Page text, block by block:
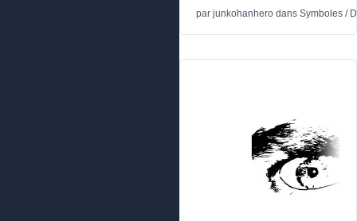
par junkohanhero dans Symboles /